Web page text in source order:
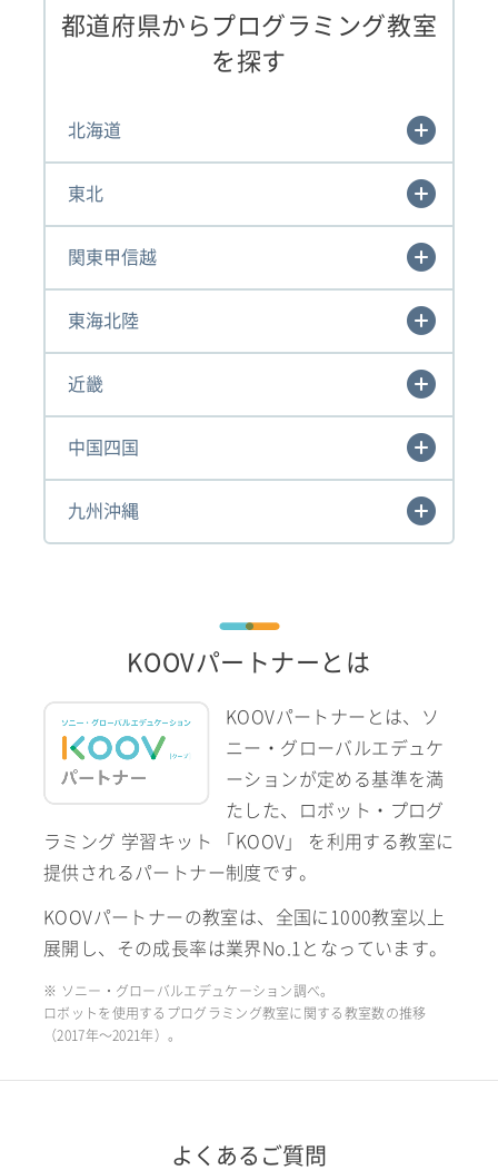
都道府県からプログラミング教室
を探す
北海道
東北
関東甲信越
東海北陸
近畿
中国四国
九州沖縄
KOOVパートナーとは
KOOVパートナーとは、ソ
ニー・グローバルエデュケ
ーションが定める基準を満
たした、ロボット・プログ
ラミング 学習キット 「KOOV」 を利用する教室に
提供されるパートナー制度です。
KOOVパートナーの教室は、全国に1000教室以上
展開し、その成長率は業界No.1となっています。
※ ソニー・グローバルエデュケーション調べ。
ロボットを使用するプログラミング教室に関する教室数の推移
（2017年〜2021年）。
よくあるご質問